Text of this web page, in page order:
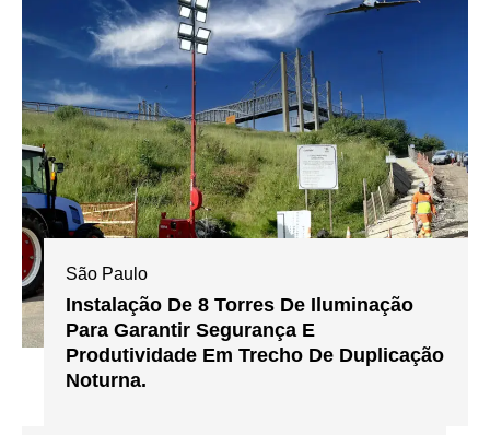
São Paulo
Instalação De 8 Torres De Iluminação
Para Garantir Segurança E
Produtividade Em Trecho De Duplicação
Noturna.